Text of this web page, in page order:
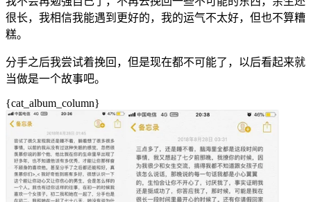
很长，我相信我能遇到更好的，我的运气不太好，但也不算糟
糕。
分手之后我尝试着挽回，但是现在都不可能了，以后看起来就
当做是一个故事吧。
{cat_album_column}